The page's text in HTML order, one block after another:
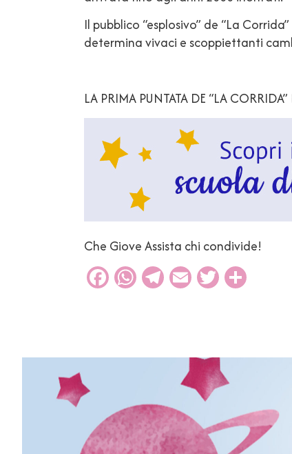
Il pubblico “esplosivo” de “La
determina vivaci e scoppiettanti
LA PRIMA PUNTATA DE “LA
Che Giove Assista chi condivide!
Facebook
WhatsApp
Telegram
EmailTwitter